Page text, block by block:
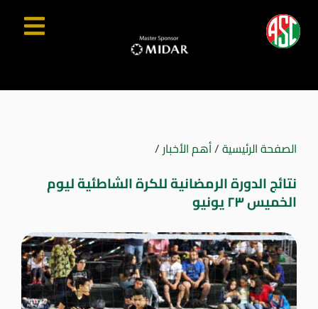
الصفحة الرئيسية/أهم الأخبار/
نتائج الدورة الرمضانية للكرة الشاطئية ليوم
الخميس ٢٣ يونيو